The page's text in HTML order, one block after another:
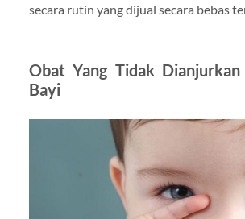
secara rutin yang dijual secara bebas
Obat Yang Tidak
Bayi